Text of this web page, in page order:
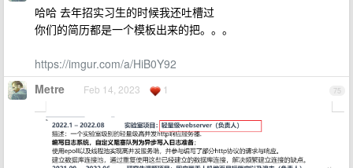
哈哈 去年招实习生的时候我还吐槽过
你们的简历都是一个模板出来的把。。。
https://imgur.com/a/HiB0Y92
75
Metre Feb 14, 2023 1